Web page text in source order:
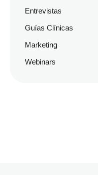
Entrevistas
Guías Clínicas
Marketing
Webinars